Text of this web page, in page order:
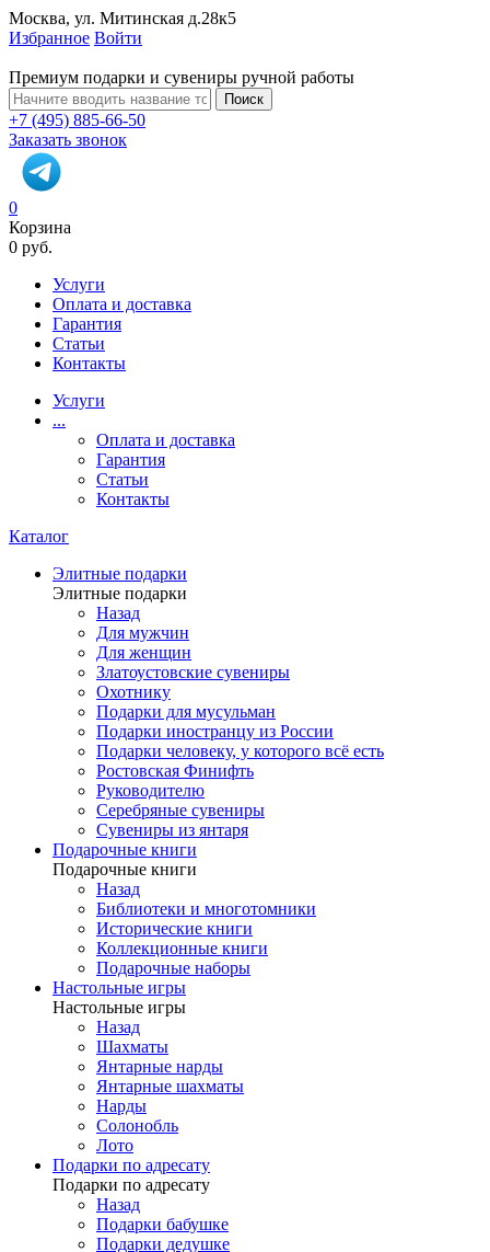
Москва, ул. Митинская д.28к5
Избранное Войти
Премиум подарки и сувениры ручной работы
Поиск
+7 (495) 885-66-50
Заказать звонок
0
Корзина
0 руб.
Услуги
Оплата и доставка
Гарантия
Статьи
Контакты
Услуги
...
Оплата и доставка
Гарантия
Статьи
Контакты
Каталог
Элитные подарки
Элитные подарки
Назад
Для мужчин
Для женщин
Златоустовские сувениры
Охотнику
Подарки для мусульман
Подарки иностранцу из России
Подарки человеку, у которого всё есть
Ростовская Финифть
Руководителю
Серебряные сувениры
Сувениры из янтаря
Подарочные книги
Подарочные книги
Назад
Библиотеки и многотомники
Исторические книги
Коллекционные книги
Подарочные наборы
Настольные игры
Настольные игры
Назад
Шахматы
Янтарные нарды
Янтарные шахматы
Нарды
Солонобль
Лото
Подарки по адресату
Подарки по адресату
Назад
Подарки бабушке
Подарки дедушке